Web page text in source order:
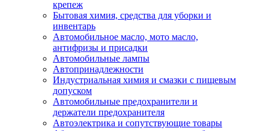
крепеж
Бытовая химия, средства для уборки и
инвентарь
Автомобильное масло, мото масло,
антифризы и присадки
Автомобильные лампы
Автопринадлежности
Индустриальная химия и смазки с пищевым
допуском
Автомобильные предохранители и
держатели предохранителя
Автоэлектрика и сопутствующие товары